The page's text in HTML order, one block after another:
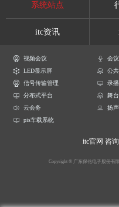
系统站点
itc资讯
视频会议 会
LED显示屏
公
信号传输管理
录
分布式平台
舞
云会务
扬
pis车载系统
itc官网 咨
Copyright © 广东保伦电子股份有